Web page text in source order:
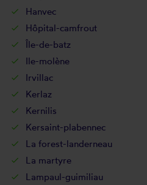
Hanvec
Hôpital-camfrout
Île-de-batz
Ile-molène
Irvillac
Kerlaz
Kernilis
Kersaint-plabennec
La forest-landerneau
La martyre
Lampaul-guimiliau